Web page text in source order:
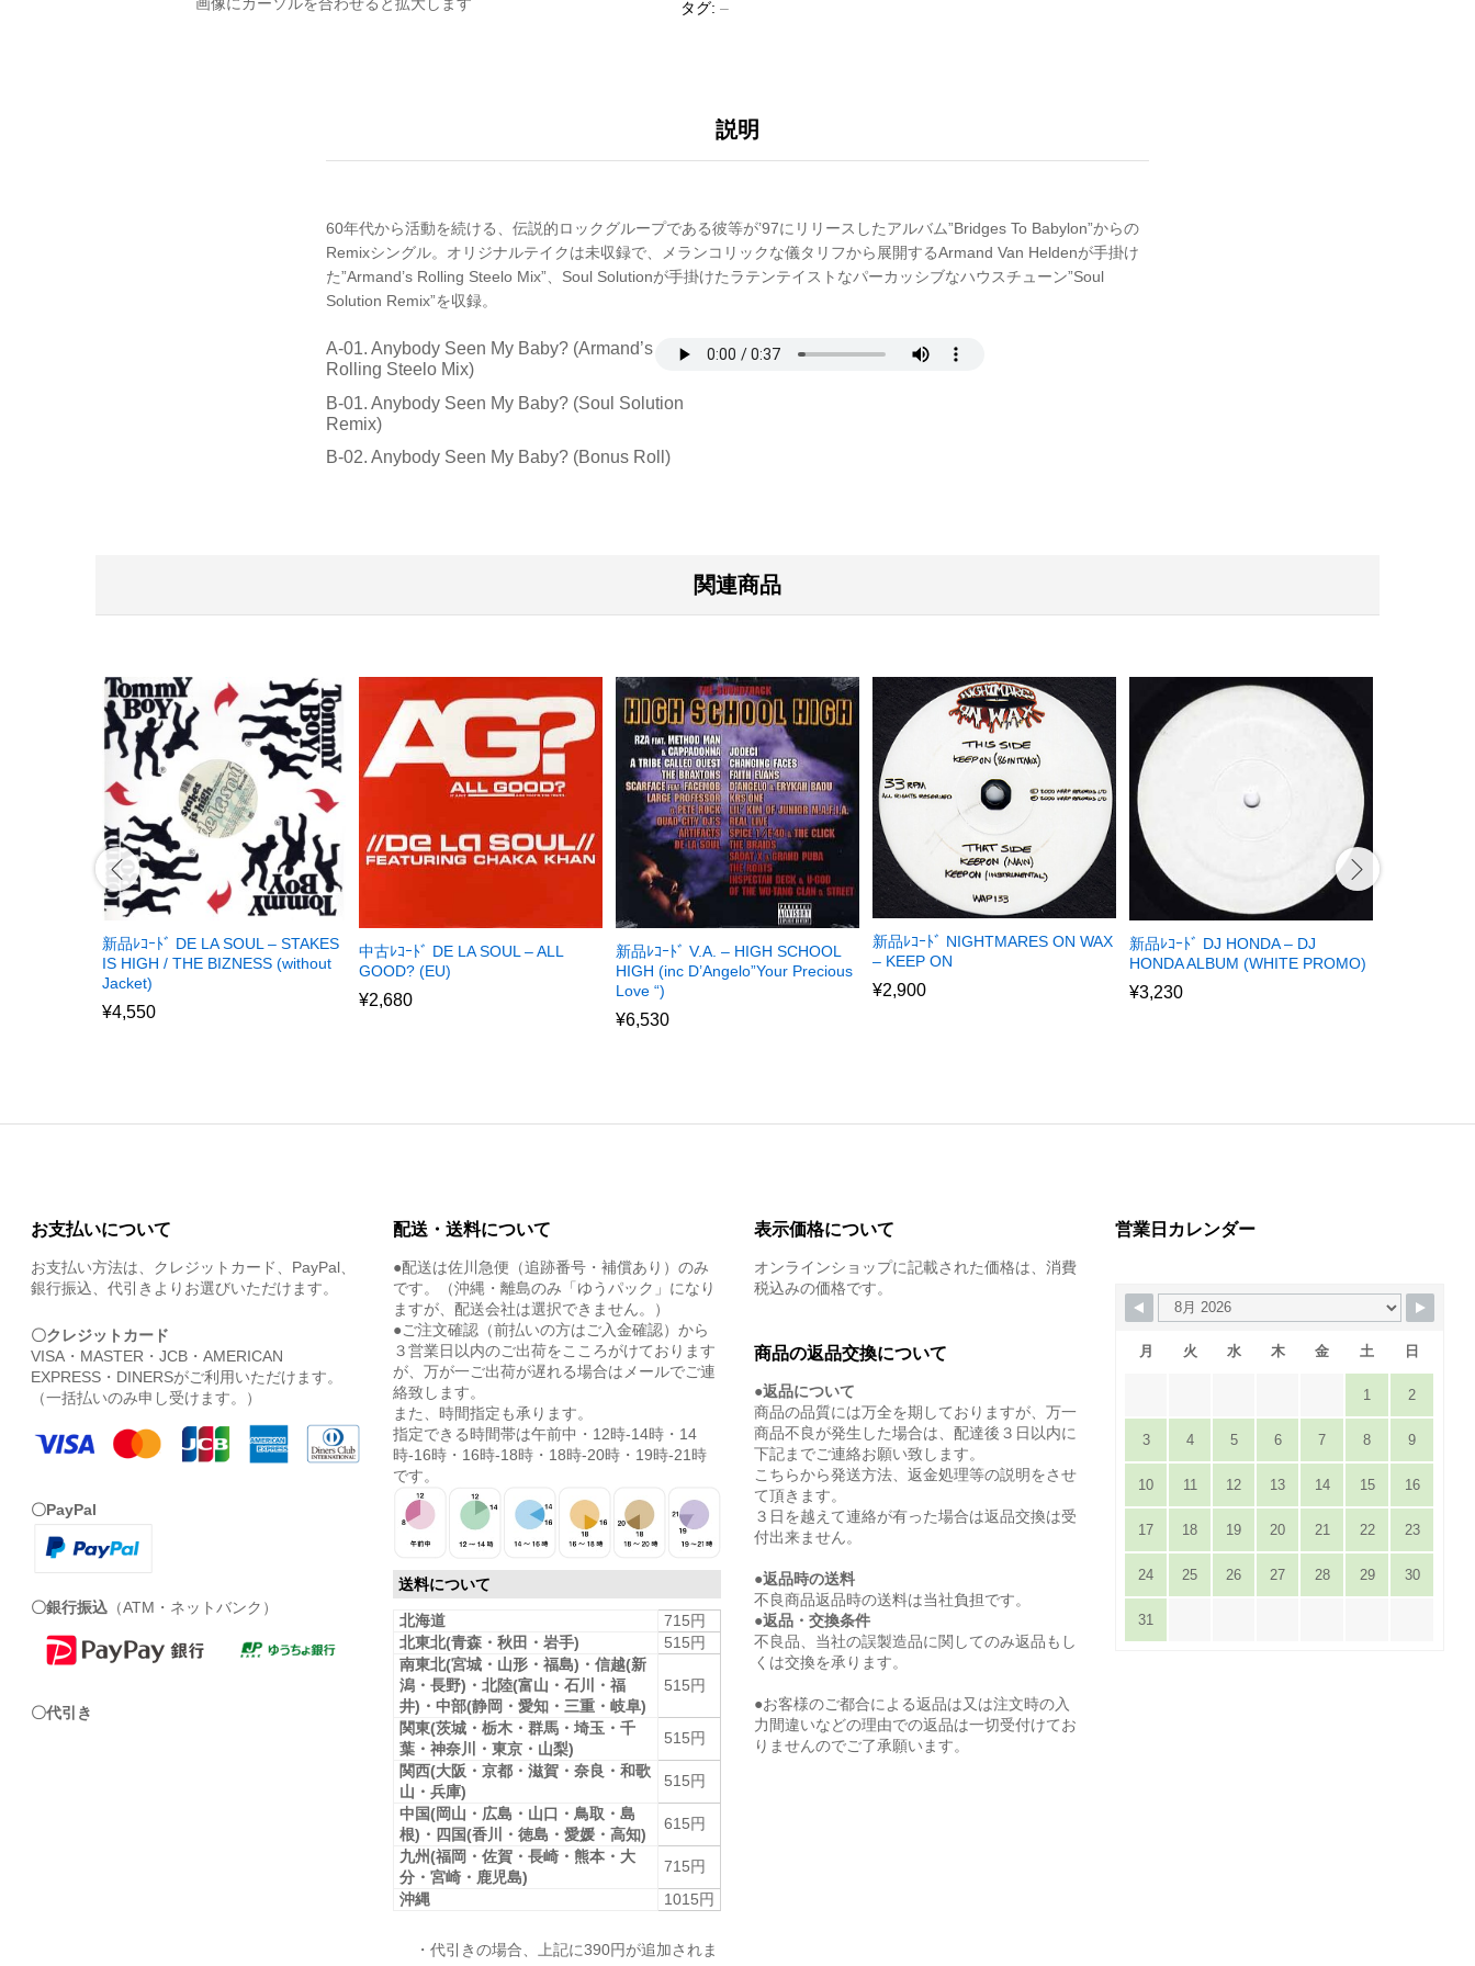
タグ:–
説明
60年代から活動を続ける、伝説的ロックグループである彼等が’97にリリースしたアルバム”Bridges To Babylon”からの
Remixシングル。オリジナルテイクは未収録で、メランコリックな儀タリフから展開するArmand Van Heldenが手掛け
た”Armand’s Rolling Steelo Mix”、Soul Solutionが手掛けたラテンテイストなパーカッシブなハウスチューン”Soul
Solution Remix”を収録。
A-01. Anybody Seen My Baby? (Armand’s
Rolling Steelo Mix)
B-01. Anybody Seen My Baby? (Soul Solution
Remix)
B-02. Anybody Seen My Baby? (Bonus Roll)
関連商品
新品ﾚｺｰﾄﾞ DE LA SOUL – STAKES
IS HIGH / THE BIZNESS (without
Jacket)
¥4,550
中古ﾚｺｰﾄﾞ DE LA SOUL – ALL
GOOD? (EU)
¥2,680
新品ﾚｺｰﾄﾞ V.A. – HIGH SCHOOL
HIGH (inc D’Angelo”Your Precious
Love “)
¥6,530
新品ﾚｺｰﾄﾞ NIGHTMARES ON WAX
– KEEP ON
¥2,900
新品ﾚｺｰﾄﾞ DJ HONDA – DJ
HONDA ALBUM (WHITE PROMO)
¥3,230
お支払いについて
お支払い方法は、クレジットカード、PayPal、
銀行振込、代引きよりお選びいただけます。
〇クレジットカード
VISA・MASTER・JCB・AMERICAN
EXPRESS・DINERSがご利用いただけます。
（一括払いのみ申し受けます。）
〇PayPal
〇銀行振込 （ATM・ネットバンク）
〇代引き
配送・送料について
●配送は佐川急便（追跡番号・補償あり）のみ
です。（沖縄・離島のみ「ゆうパック」になり
ますが、配送会社は選択できません。）
●ご注文確認（前払いの方はご入金確認）から
３営業日以内のご出荷をこころがけております
が、万が一ご出荷が遅れる場合はメールでご連
絡致します。
また、時間指定も承ります。
指定できる時間帯は午前中・12時-14時・14
時-16時・16時-18時・18時-20時・19時-21時
です。
送料について
北海道
715円
北東北(青森・秋田・岩手)
515円
南東北(宮城・山形・福島)・信越(新
潟・長野)・北陸(富山・石川・福
井)・中部(静岡・愛知・三重・岐阜)
515円
関東(茨城・栃木・群馬・埼玉・千
葉・神奈川・東京・山梨)
515円
関西(大阪・京都・滋賀・奈良・和歌
山・兵庫)
515円
中国(岡山・広島・山口・鳥取・島
根)・四国(香川・徳島・愛媛・高知)
615円
九州(福岡・佐賀・長崎・熊本・大
分・宮崎・鹿児島)
715円
沖縄
1015円
・代引きの場合、上記に390円が追加されま
表示価格について
オンラインショップに記載された価格は、消費
税込みの価格です。
商品の返品交換について
●返品について
商品の品質には万全を期しておりますが、万一
商品不良が発生した場合は、配達後３日以内に
下記までご連絡お願い致します。
こちらから発送方法、返金処理等の説明をさせ
て頂きます。
３日を越えて連絡が有った場合は返品交換は受
付出来ません。
●返品時の送料
不良商品返品時の送料は当社負担です。
●返品・交換条件
不良品、当社の誤製造品に関してのみ返品もし
くは交換を承ります。
●お客様のご都合による返品は又は注文時の入
力間違いなどの理由での返品は一切受付けてお
りませんのでご了承願います。
営業日カレンダー
月 火 水 木 金 土 日
1 2
3 4 5 6 7 8 9
10 11 12 13 14 15 16
17 18 19 20 21 22 23
24 25 26 27 28 29 30
31